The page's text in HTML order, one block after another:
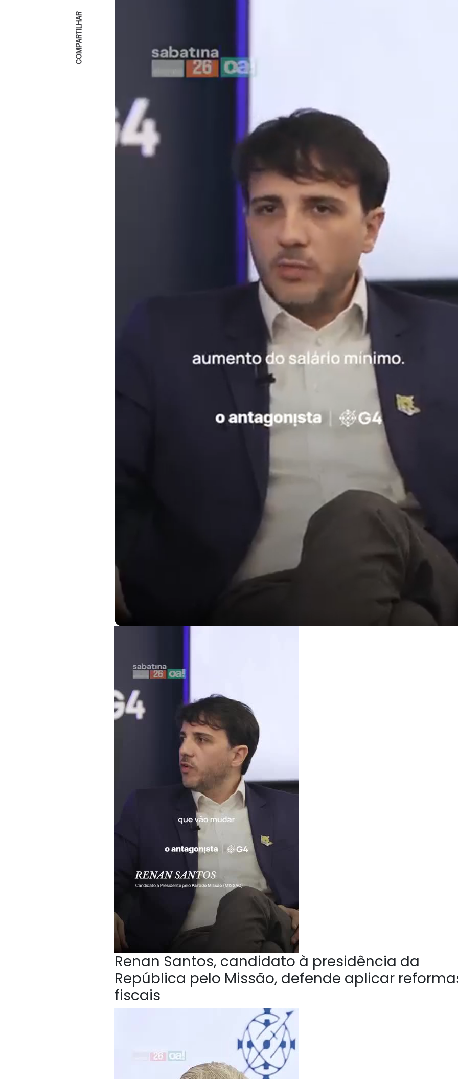
COMPARTILHAR
Renan Santos, candidato à presidência da
República pelo Missão, defende aplicar
fiscais